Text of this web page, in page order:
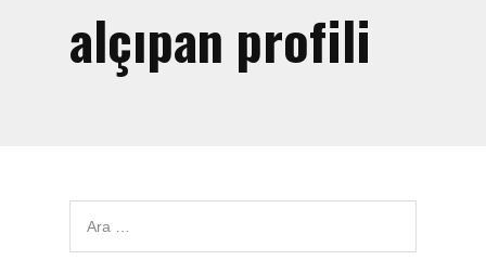
El Arabası Satışı – Toptan,
Perakende Satış
Saten Rulo
Örtü Naylon
alçıpan profili